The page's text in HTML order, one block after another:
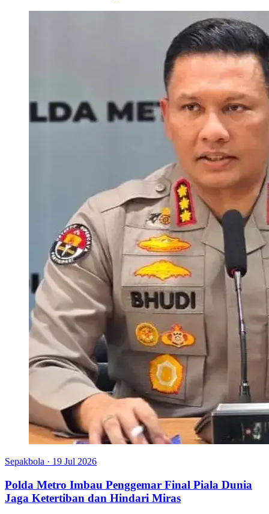
Sepakbola · 19 Jul 2026
Polda Metro Imbau Penggemar Final Piala Dunia
Jaga Ketertiban dan Hindari Miras